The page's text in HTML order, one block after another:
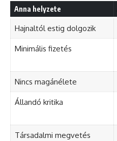
Anna helyzete
Hajnaltól estig dolgozik
Minimális fizetés
Nincs magánélete
Állandó kritika
Társadalmi megvetés